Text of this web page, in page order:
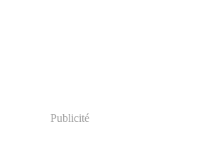
Publicité